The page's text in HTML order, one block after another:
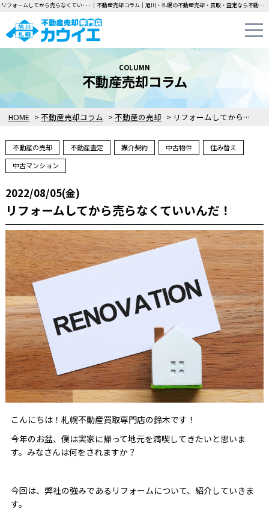
リフォームしてから売らなくてい･･･｜不動産売却コラム｜旭川・札幌の不動産売却・買取・査定なら不動産売却専門店カウイエにお任せください！中古一戸建て・マンション・土地の即日無料査定・即金買取を行っています！
HOME > 不動産売却コラム > 不動産の売却 > リフォームしてから売らなくていいんだ！
COLUMN
不動産売却コラム
不動産の売却 不動産査定 媒介契約 中古物件
住み替え
中古マンション
2022/08/05(金)
リフォームしてから売らなくていいんだ！
こんにちは！札幌不動産買取専門店の鈴木です！
今年のお盆、僕は実家に帰って地元を満喫してきたいと思いま
す。みなさんは何をされますか？
今回は、弊社の強みであるリフォームについて、紹介していきま
す。